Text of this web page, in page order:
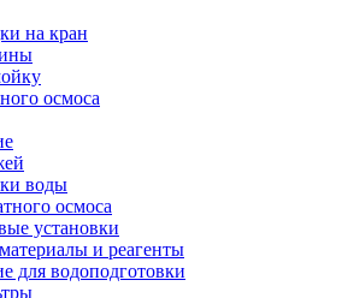
на кран
осмоса
воды
осмоса
установки
и реагенты
для водоподготовки